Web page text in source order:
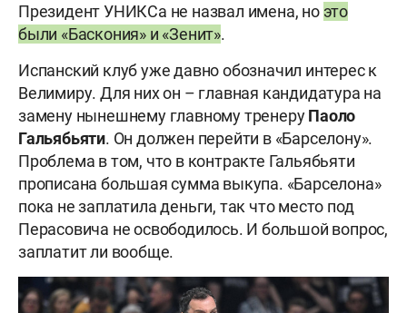
Президент УНИКСа не назвал имена, но это
были «Баскония» и «Зенит».
Испанский клуб уже давно обозначил интерес к
Велимиру. Для них он – главная кандидатура на
замену нынешнему главному тренеруПаоло
Гальябьяти. Он должен перейти в «Барселону».
Проблема в том, что в контракте Гальябьяти
прописана большая сумма выкупа. «Барселона»
пока не заплатила деньги, так что место под
Перасовича не освободилось. И большой вопрос,
заплатит ли вообще.